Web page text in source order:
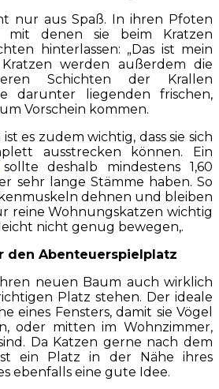
nur aus Spaß. In ihren Pfoten
mit denen sie beim Kratzen
hinterlassen: „Das ist mein
werden außerdem die
Schichten der Krallen
darunter liegenden frischen,
Vorschein kommen.
es zudem wichtig, dass sie sich
ausstrecken können. Ein
sollte deshalb mindestens 1,60
sehr lange Stämme haben. So
dehnen und bleiben
reine Wohnungskatzen wichtig
nicht genug bewegen,.
den Abenteuerspielplatz
neuen Baum auch wirklich
Platz stehen. Der ideale
eines Fensters, damit sie Vögel
oder mitten im Wohnzimmer,
Da Katzen gerne nach dem
ein Platz in der Nähe ihres
ebenfalls eine gute Idee.